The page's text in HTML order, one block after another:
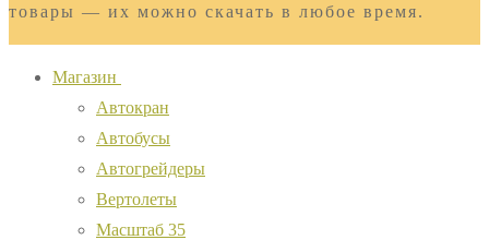
товары — их можно скачать в любое время.
Магазин
Автокран
Автобусы
Автогрейдеры
Вертолеты
Масштаб 35